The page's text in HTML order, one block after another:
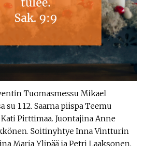
Tuomasmessu Mikael
1.12. Saarna piispa Teemu
Pirttimaa. Juontajina Anne
Soitinyhtye Inna Vintturin
Maria Ylipää ja Petri Laaksonen.